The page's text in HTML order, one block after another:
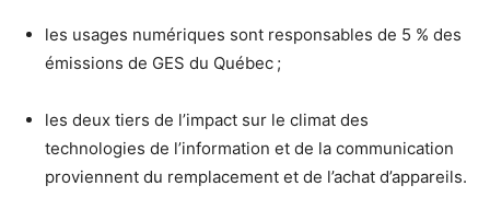
les usages numériques sont responsables de 5 % des
émissions de GES du Québec ;
les deux tiers de l’impact sur le climat des
technologies de l’information et de la communication
proviennent du remplacement et de l’achat d’appareils.